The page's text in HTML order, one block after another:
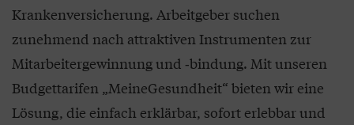
Krankenversicherung. Arbeitgeber suchen
zunehmend nach attraktiven Instrumenten zur
Mitarbeitergewinnung und ‑bindung. Mit unseren
Budgettarifen „MeineGesundheit“ bieten wir eine
Lösung, die einfach erklärbar, sofort erlebbar und